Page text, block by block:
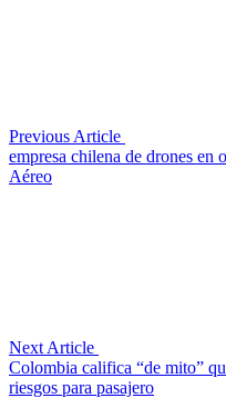
Previous Article
empresa chilena de drones en
Aéreo
Next Article
Colombia califica “de mito”
riesgos para pasajero